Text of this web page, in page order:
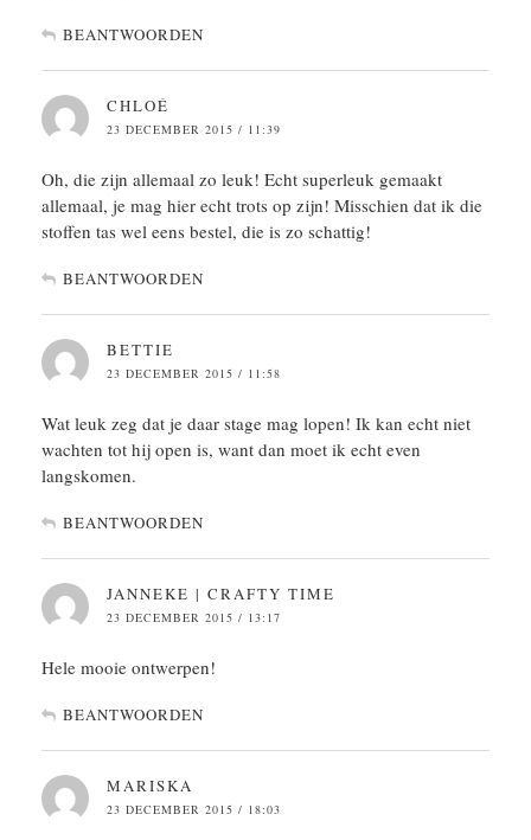
BEANTWOORDEN
CHLOÉ
23 DECEMBER 2015 / 11:39
Oh, die zijn allemaal zo leuk! Echt superleuk gemaakt
allemaal, je mag hier echt trots op zijn! Misschien dat ik die
stoffen tas wel eens bestel, die is zo schattig!
BEANTWOORDEN
BETTIE
23 DECEMBER 2015 / 11:58
Wat leuk zeg dat je daar stage mag lopen! Ik kan echt niet
wachten tot hij open is, want dan moet ik echt even
langskomen.
BEANTWOORDEN
JANNEKE | CRAFTY TIME
23 DECEMBER 2015 / 13:17
Hele mooie ontwerpen!
BEANTWOORDEN
MARISKA
23 DECEMBER 2015 / 18:03